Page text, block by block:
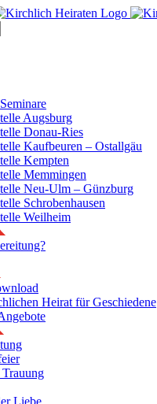
Augsburg
Donau-Ries
Kaufbeuren – Ostallgäu
Kempten
Memmingen
Neu-Ulm – Günzburg
Schrobenhausen
Weilheim
Heirat für Geschiedene
Liebe